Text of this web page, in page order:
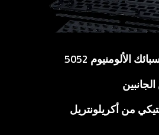
الألومنيوم 5052
من أكريلونتريل